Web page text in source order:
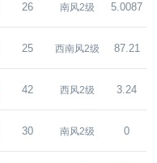
26 南风2级 5.0087
25 西南风2级 87.21
42 西风2级 3.24
30 南风2级 0